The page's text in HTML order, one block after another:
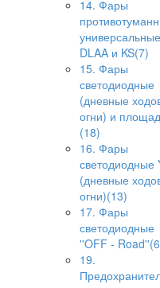
14. Фары
универсальные
DLAA и KS(7)
15. Фары
светодиодные
(дневные
огни) и
(18)
16. Фары
светодиодные
(дневные
огни)(13)
17. Фары
светодиодные
''OFF -
19.